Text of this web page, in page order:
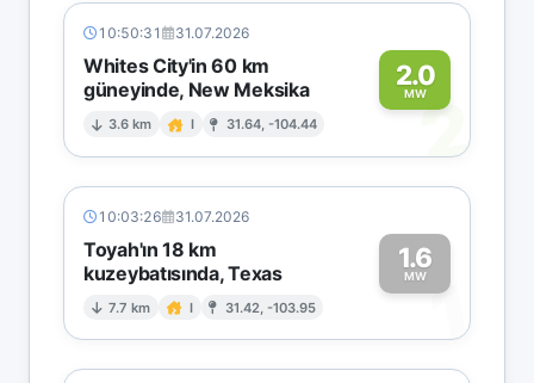
10:50:31 31.07.2026
Whites City'in 60 km
güneyinde, New Meksika
3.6 km I 31.64, -104.44
2.0
MW2
10:03:26 31.07.2026
Toyah'ın 18 km
kuzeybatısında, Texas
7.7 km I 31.42, -103.95
1.6
MW1